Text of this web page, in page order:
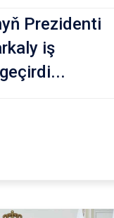
Prezidenti
iş